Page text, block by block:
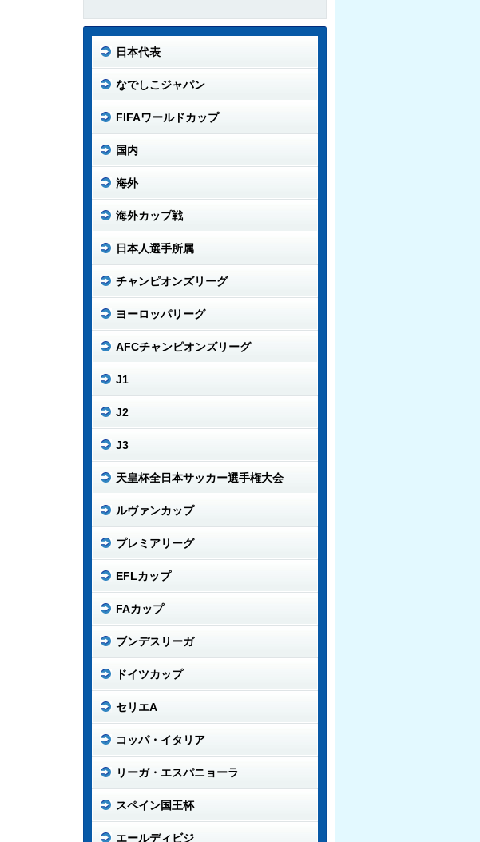
日本代表
なでしこジャパン
FIFAワールドカップ
国内
海外
海外カップ戦
日本人選手所属
チャンピオンズリーグ
ヨーロッパリーグ
AFCチャンピオンズリーグ
J1
J2
J3
天皇杯全日本サッカー選手権大会
ルヴァンカップ
プレミアリーグ
EFLカップ
FAカップ
ブンデスリーガ
ドイツカップ
セリエA
コッパ・イタリア
リーガ・エスパニョーラ
スペイン国王杯
エールディビジ